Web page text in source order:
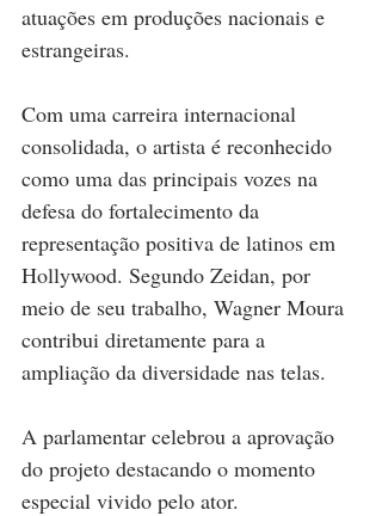
atuações em produções nacionais e
estrangeiras.
Com uma carreira internacional
consolidada, o artista é reconhecido
como uma das principais vozes na
defesa do fortalecimento da
representação positiva de latinos em
Hollywood. Segundo Zeidan, por
meio de seu trabalho, Wagner Moura
contribui diretamente para a
ampliação da diversidade nas telas.
A parlamentar celebrou a aprovação
do projeto destacando o momento
especial vivido pelo ator.